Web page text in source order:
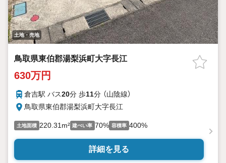
土地・売地
鳥取県東伯郡湯梨浜町大字長江
630万円
倉吉駅 バス20分 歩11分 （山陰線）
鳥取県東伯郡湯梨浜町大字長江
土地面積 220.31m² 建ぺい率 70% 容積率 400%
詳細を見る